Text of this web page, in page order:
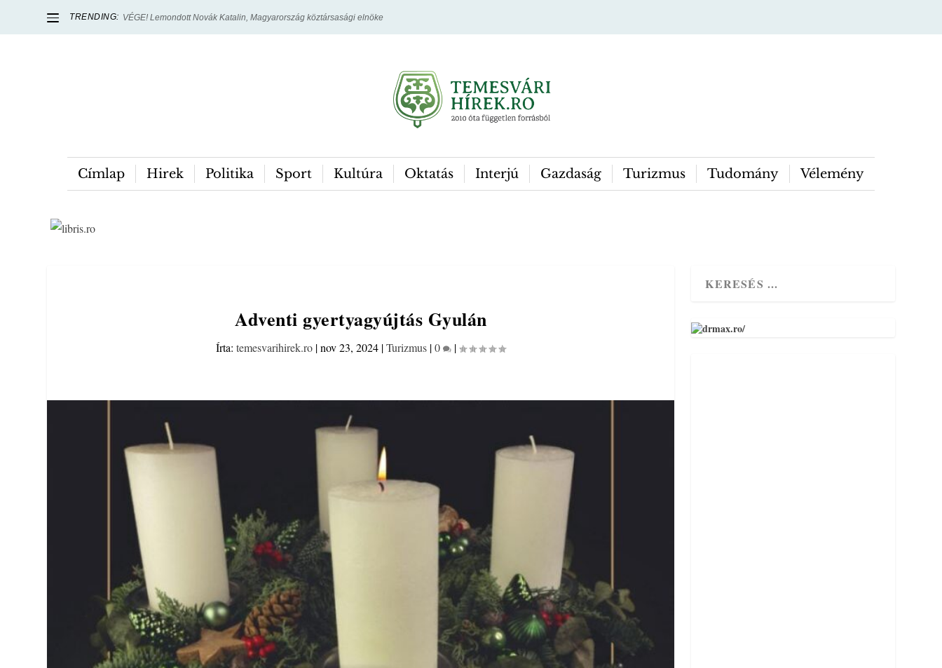
TRENDING: VÉGE! Lemondott Novák Katalin, Magyarország köztársasági elnöke
Címlap Hirek Politika Sport Kultúra Oktatás Interjú Gazdaság Turizmus Tudomány Vélemény
Adventi gyertyagyújtás Gyulán
Írta:temesvarihirek.ro |nov 23, 2024 |Turizmus |0 |